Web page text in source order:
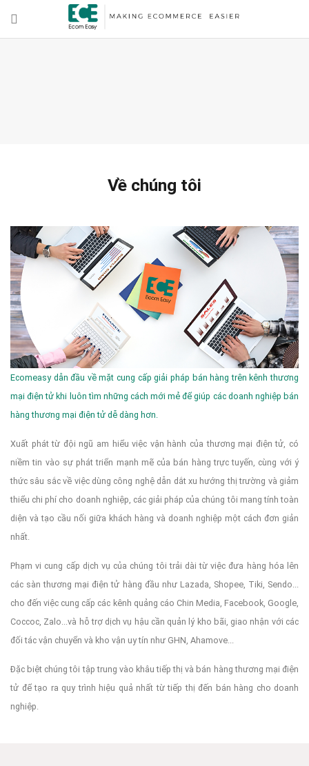
Về chúng tôi
Ecomeasy dẫn đầu về mặt cung cấp giải pháp bán hàng trên kênh thương
mại điện tử khi luôn tìm những cách mới mẻ để giúp các doanh nghiệp bán
hàng thương mại điện tử dễ dàng hơn.
Xuất phát từ đội ngũ am hiểu việc vận hành của thương mại điện tử, có
niềm tin vào sự phát triển mạnh mẽ của bán hàng trực tuyến, cùng với ý
thức sâu sắc về việc dùng công nghệ dẫn dắt xu hướng thị trường và giảm
thiểu chi phí cho doanh nghiệp, các giải pháp của chúng tôi mang tính toàn
diện và tạo cầu nối giữa khách hàng và doanh nghiệp một cách đơn giản
nhất.
Phạm vi cung cấp dịch vụ của chúng tôi trải dài từ việc đưa hàng hóa lên
các sàn thương mại điện tử hàng đầu như Lazada, Shopee, Tiki, Sendo...
cho đến việc cung cấp các kênh quảng cáo Chin Media, Facebook, Google,
Coccoc, Zalo...và hỗ trợ dịch vụ hậu cần quản lý kho bãi, giao nhận với các
đối tác vận chuyển và kho vận uy tín như GHN, Ahamove...
Đặc biệt chúng tôi tập trung vào khâu tiếp thị và bán hàng thương mại điện
tử để tạo ra quy trình hiệu quả nhất từ tiếp thị đến bán hàng cho doanh
nghiệp.